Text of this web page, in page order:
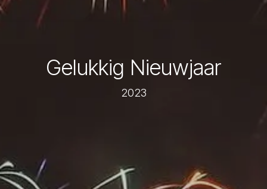
Gelukkig Nieuwjaar
2023